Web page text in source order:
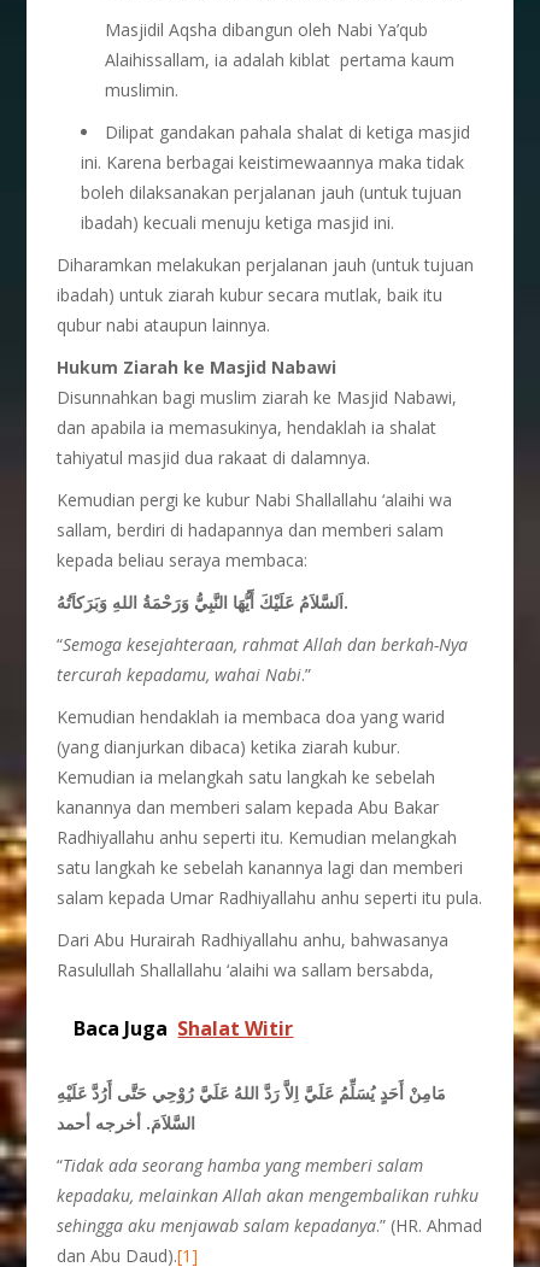
Masjidil Aqsha dibangun oleh Nabi Ya’qub
Alaihissallam, ia adalah kiblat pertama kaum
muslimin.
Dilipat gandakan pahala shalat di ketiga masjid
ini. Karena berbagai keistimewaannya maka tidak
boleh dilaksanakan perjalanan jauh (untuk tujuan
ibadah) kecuali menuju ketiga masjid ini.
Diharamkan melakukan perjalanan jauh (untuk tujuan
ibadah) untuk ziarah kubur secara mutlak, baik itu
qubur nabi ataupun lainnya.
Hukum Ziarah ke Masjid Nabawi
Disunnahkan bagi muslim ziarah ke Masjid Nabawi,
dan apabila ia memasukinya, hendaklah ia shalat
tahiyatul masjid dua rakaat di dalamnya.
Kemudian pergi ke kubur Nabi Shallallahu ‘alaihi wa
sallam, berdiri di hadapannya dan memberi salam
kepada beliau seraya membaca:
اَلسَّلاَمُ عَلَيْكَ أَيُّهَا النَّبِيُّ وَرَحْمَةُ اللهِ وَبَرَكاَتُهُ.
“Semoga kesejahteraan, rahmat Allah dan berkah-Nya
tercurah kepadamu, wahai Nabi.”
Kemudian hendaklah ia membaca doa yang warid
(yang dianjurkan dibaca) ketika ziarah kubur.
Kemudian ia melangkah satu langkah ke sebelah
kanannya dan memberi salam kepada Abu Bakar
Radhiyallahu anhu seperti itu. Kemudian melangkah
satu langkah ke sebelah kanannya lagi dan memberi
salam kepada Umar Radhiyallahu anhu seperti itu pula.
Dari Abu Hurairah Radhiyallahu anhu, bahwasanya
Rasulullah Shallallahu ‘alaihi wa sallam bersabda,
Baca Juga Shalat Witir
مَامِنْ أَحَدٍ يُسَلِّمُ عَلَيَّ اِلاَّ رَدَّ اللهُ عَلَيَّ رُوْحِي حَتَّى أَرُدَّ عَلَيْهِ
السَّلاَمَ. أخرجه أحمد
“Tidak ada seorang hamba yang memberi salam
kepadaku, melainkan Allah akan mengembalikan ruhku
sehingga aku menjawab salam kepadanya.” (HR. Ahmad
dan Abu Daud).[1]